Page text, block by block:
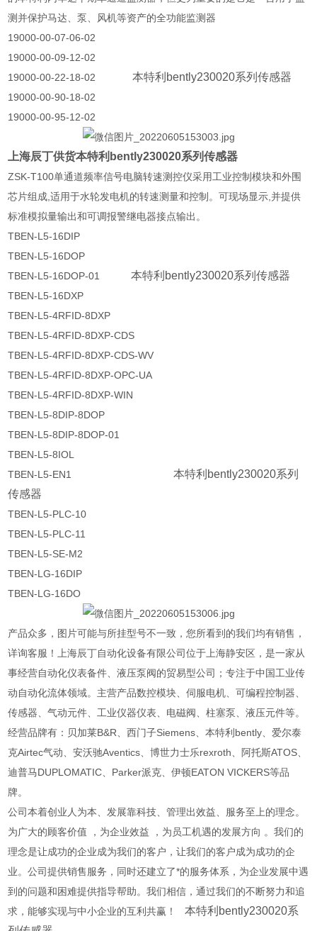
测并保护马达、泵、风机等资产的全功能监测器
19000-00-07-06-02
19000-00-09-12-02
19000-00-22-18-02本特利bently230020系列传感器
19000-00-90-18-02
19000-00-95-12-02
上海辰丁供货本特利bently230020系列传感器
ZSK-T100单通道频率信号电脑转速测控仪采用工业控制模块和外围
芯片组成,适用于水轮发电机的转速测量和控制。可现场显示,并提供
标准模拟量输出和可调报警继电器接点输出。
TBEN-L5-16DIP
TBEN-L5-16DOP
TBEN-L5-16DOP-01本特利bently230020系列传感器
TBEN-L5-16DXP
TBEN-L5-4RFID-8DXP
TBEN-L5-4RFID-8DXP-CDS
TBEN-L5-4RFID-8DXP-CDS-WV
TBEN-L5-4RFID-8DXP-OPC-UA
TBEN-L5-4RFID-8DXP-WIN
TBEN-L5-8DIP-8DOP
TBEN-L5-8DIP-8DOP-01
TBEN-L5-8IOL
TBEN-L5-EN1本特利bently230020系列
传感器
TBEN-L5-PLC-10
TBEN-L5-PLC-11
TBEN-L5-SE-M2
TBEN-LG-16DIP
TBEN-LG-16DO
产品众多，图片可能与所挂型号不一致，您所看到的我们均有销售，
详询客服！上海辰丁自动化设备有限公司位于上海静安区，是一家从
事经营自动化仪表备件、液压泵阀的贸易型公司；专注于中国工业传
动自动化流体领域。主营产品数控模块、伺服电机、可编程控制器、
传感器、气动元件、工业仪器仪表、电磁阀、柱塞泵、液压元件等。
经营品牌有：贝加莱B&R、西门子Siemens、本特利bently、爱尔泰
克Airtec气动、安沃驰Aventics、博世力士乐rexroth、阿托斯ATOS、
迪普马DUPLOMATIC、Parker派克、伊顿EATON VICKERS等品
牌。
公司本着创业人为本、发展靠科技、管理出效益、服务至上的理念。
为广大的顾客价值 ，为企业效益 ，为员工机遇的发展方向 。我们的
理念是让成功的企业成为我们的客户，让我们的客户成为成功的企
业。公司提供销售服务，同时还建立了*的服务体系，为企业发展中遇
到的问题和困难提供指导帮助。我们相信，通过我们的不断努力和追
求，能够实现与中小企业的互利共赢！本特利bently230020系